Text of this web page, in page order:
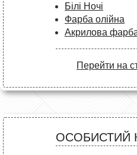
Білі Ночі
Фарба олійна
Акрилова
Перейти на
ОСОБИСТИЙ